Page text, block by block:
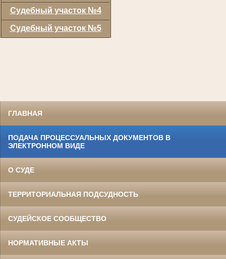
Судебный участок №4
Судебный участок №5
ГЛАВНАЯ
ПОДАЧА ПРОЦЕССУАЛЬНЫХ ДОКУМЕНТОВ В
ЭЛЕКТРОННОМ ВИДЕ
О СУДЕ
ТЕРРИТОРИАЛЬНАЯ ПОДСУДНОСТЬ
СУДЕЙСКОЕ СООБЩЕСТВО
НОРМАТИВНЫЕ АКТЫ